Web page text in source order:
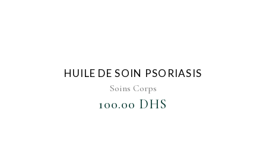
HUILE DE SOIN PSORIASIS
Soins Corps
100.00 DHS